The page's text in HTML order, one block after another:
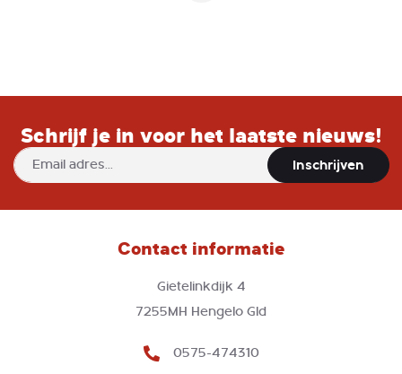
Schrijf je in voor het laatste nieuws!
Abonneer
u
onze
Inschrijven
Contact informatie
Gietelinkdijk 4
7255MH Hengelo Gld
0575-474310